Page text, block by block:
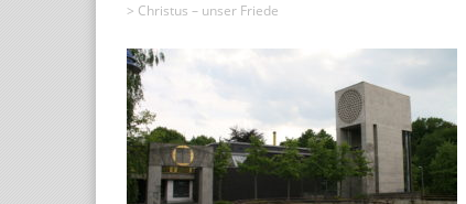
> Christus – unser Friede